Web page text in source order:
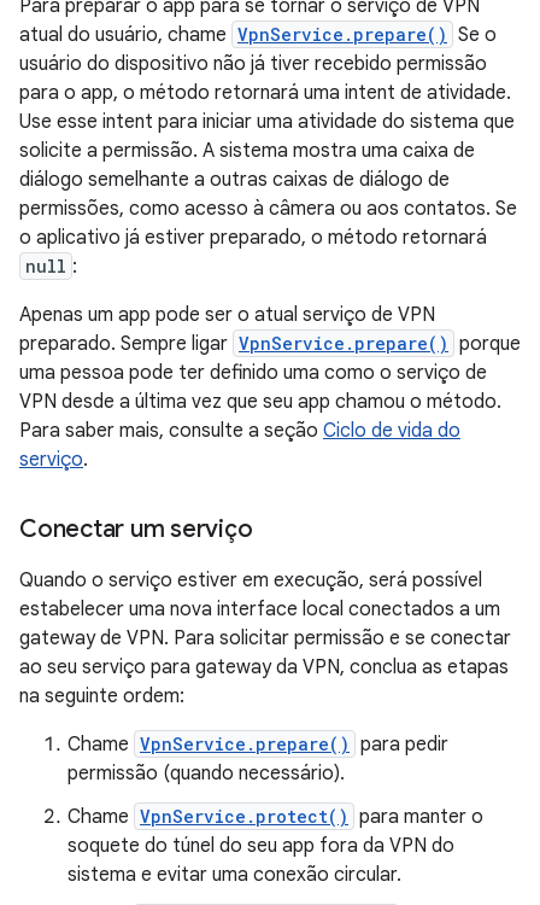
Para preparar o app para se tornar o serviço de VPN
atual do usuário, chame VpnService.prepare() Se o
usuário do dispositivo não já tiver recebido permissão
para o app, o método retornará uma intent de atividade.
Use esse intent para iniciar uma atividade do sistema que
solicite a permissão. A sistema mostra uma caixa de
diálogo semelhante a outras caixas de diálogo de
permissões, como acesso à câmera ou aos contatos. Se
o aplicativo já estiver preparado, o método retornará
null :
Apenas um app pode ser o atual serviço de VPN
preparado. Sempre ligar VpnService.prepare() porque
uma pessoa pode ter definido uma como o serviço de
VPN desde a última vez que seu app chamou o método.
Para saber mais, consulte a seção Ciclo de vida do
serviço.
Conectar um serviço
Quando o serviço estiver em execução, será possível
estabelecer uma nova interface local conectados a um
gateway de VPN. Para solicitar permissão e se conectar
ao seu serviço para gateway da VPN, conclua as etapas
na seguinte ordem:
Chame VpnService.prepare() para pedir
permissão (quando necessário).
Chame VpnService.protect() para manter o
soquete do túnel do seu app fora da VPN do
sistema e evitar uma conexão circular.